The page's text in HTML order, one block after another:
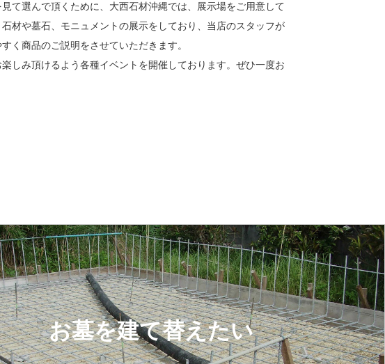
て選んで頂くために、大西石材沖縄では、展示場をご用意して
材や墓石、モニュメントの展示をしており、当店のスタッフが
く商品のご説明をさせていただきます。
楽しみ頂けるよう各種イベントを開催しております。ぜひ一度お
お墓を建て替えたい